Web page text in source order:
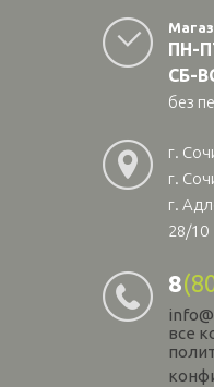
ПН-
СБ-
без
г.
г.
г.
28/10
8
все